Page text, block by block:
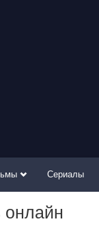
Сериалы
онлайн